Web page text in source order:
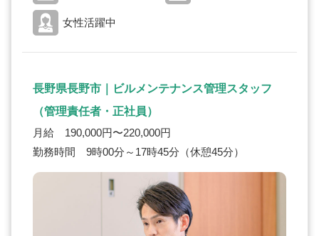
女性活躍中
長野県長野市｜ビルメンテナンス管理スタッフ
（管理責任者・正社員）
月給 190,000円〜220,000円
勤務時間 9時00分～17時45分（休憩45分）